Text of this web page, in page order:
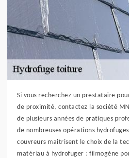
Si vous recherchez un prestataire
de proximité, contactez la société
de plusieurs années de pratiques
de nombreuses opérations
couvreurs maitrisent le choix de la
matériau à hydrofuger : filmogène